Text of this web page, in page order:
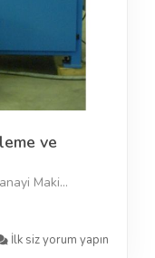
ve
Maki...
İlk siz yorum yapın